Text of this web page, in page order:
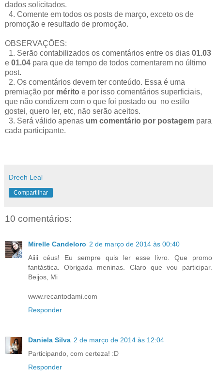
dados solicitados.
4. Comente em todos os posts de março, exceto os de
promoção e resultado de promoção.
OBSERVAÇÕES:
1. Serão contabilizados os comentários entre os dias 01.03
e 01.04 para que de tempo de todos comentarem no último
post.
2. Os comentários devem ter conteúdo. Essa é uma
premiação por mérito e por isso comentários superficiais,
que não condizem com o que foi postado ou no estilo
gostei, quero ler, etc, não serão aceitos.
3. Será válido apenas um comentário por postagem para
cada participante.
Dreeh Leal
Compartilhar
10 comentários:
Mirelle Candeloro 2 de março de 2014 às 00:40
Aiiii céus! Eu sempre quis ler esse livro. Que promo
fantástica. Obrigada meninas. Claro que vou participar.
Beijos, Mi
www.recantodami.com
Responder
Daniela Silva 2 de março de 2014 às 12:04
Participando, com certeza! :D
Responder